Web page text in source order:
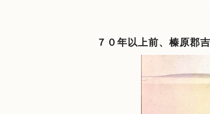
７０年以上前、榛原郡